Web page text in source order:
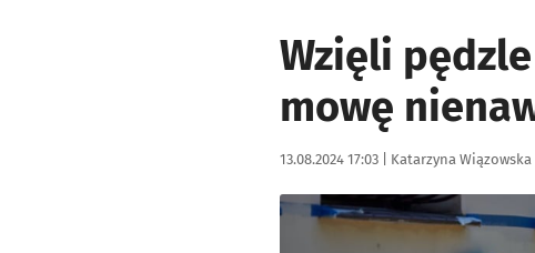
Wzięli
mowę
Data publikacji:
13.08.2024 17:03 | Autor:
Katarzyna Wiązowska
Kliknij, aby zobaczyć galerię